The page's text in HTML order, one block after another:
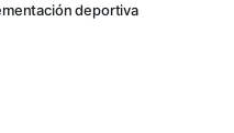
deportiva